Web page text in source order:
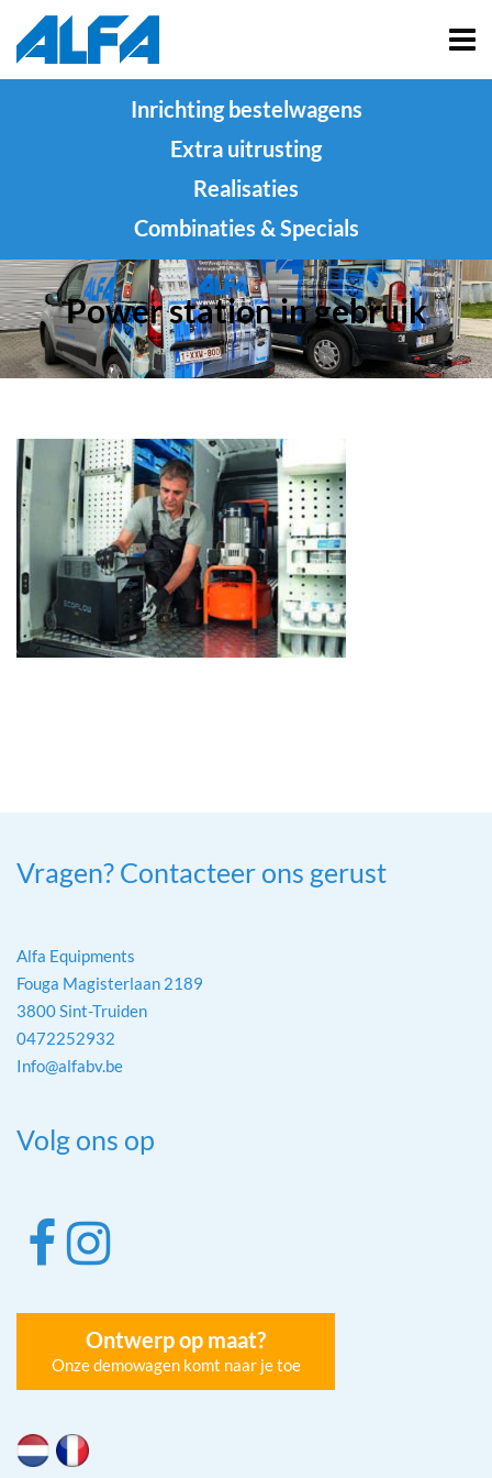
Inrichting bestelwagens
Extra uitrusting
Realisaties
Combinaties & Specials
Power station in gebruik
Vragen? Contacteer ons gerust
Alfa Equipments
Fouga Magisterlaan 2189
3800 Sint-Truiden
0472252932
Info@alfabv.be
Volg ons op
Ontwerp op maat?
Onze demowagen komt naar je toe